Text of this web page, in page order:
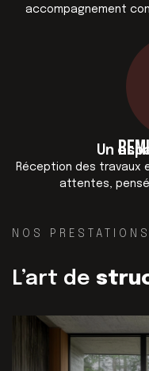
accompagnement
Un
Réception des travaux
attentes, pensé
NOS PRESTATIONS
L’art de